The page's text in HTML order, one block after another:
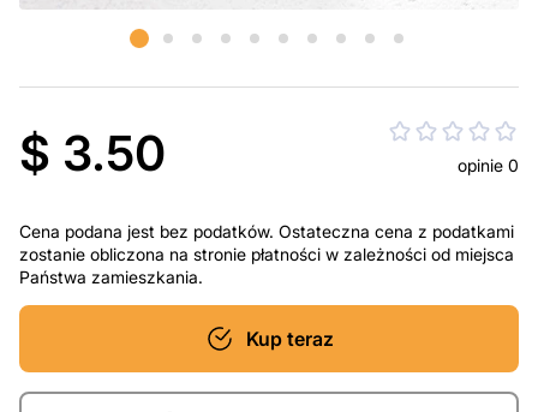
$ 3.50 opinie 0
Cena podana jest bez podatków. Ostateczna cena z podatkami
zostanie obliczona na stronie płatności w zależności od miejsca
Państwa zamieszkania.
Kup teraz